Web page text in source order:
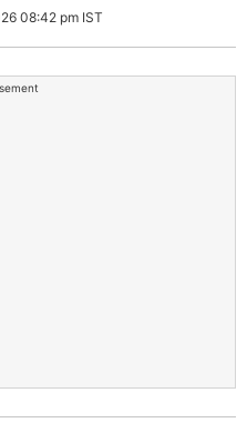
08:42 pm IST